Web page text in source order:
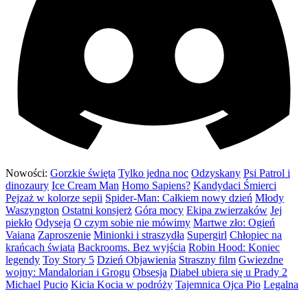
Nowości: Gorzkie święta Tylko jedna noc Odzyskany Psi Patrol i
dinozaury Ice Cream Man Homo Sapiens? Kandydaci Śmierci
Pejzaż w kolorze sepii Spider-Man: Całkiem nowy dzień Młody
Waszyngton Ostatni konsjerż Góra mocy Ekipa zwierzaków Jej
piekło Odyseja O czym sobie nie mówimy Martwe zło: Ogień
Vaiana Zaproszenie Minionki i straszydła Supergirl Chłopiec na
krańcach świata Backrooms. Bez wyjścia Robin Hood: Koniec
legendy Toy Story 5 Dzień Objawienia Straszny film Gwiezdne
wojny: Mandalorian i Grogu Obsesja Diabeł ubiera się u Prady 2
Michael Pucio Kicia Kocia w podróży Tajemnica Ojca Pio Legalna